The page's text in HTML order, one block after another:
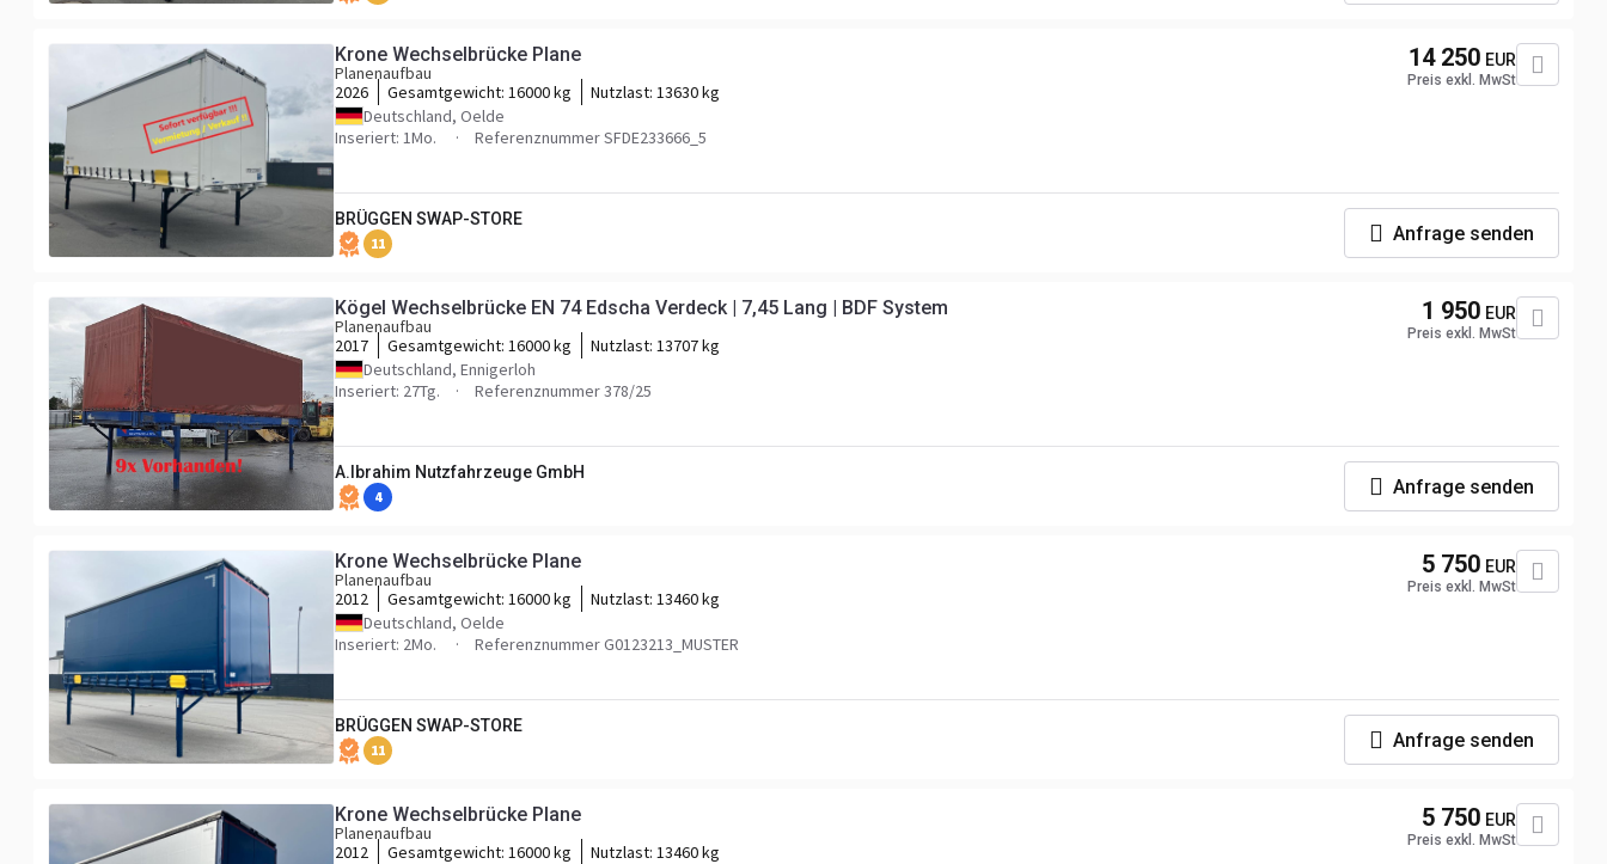
Krone Wechselbrücke Plane
Planenaufbau
2026
Gesamtgewicht: 16000 kg Nutzlast: 13630 kg
Deutschland, Oelde
Inseriert: 1Mo.
Referenznummer SFDE233666_5
14 250 EUR
Preis exkl. MwSt
BRÜGGEN SWAP-STORE
11 Anfrage senden
Kögel Wechselbrücke EN 74 Edscha Verdeck | 7,45 Lang | BDF System
Planenaufbau
2017
Gesamtgewicht: 16000 kg Nutzlast: 13707 kg
Deutschland, Ennigerloh
Inseriert: 27Tg.
Referenznummer 378/25
1 950 EUR
Preis exkl. MwSt
A.Ibrahim Nutzfahrzeuge GmbH
4 Anfrage senden
Krone Wechselbrücke Plane
Planenaufbau
2012
Gesamtgewicht: 16000 kg Nutzlast: 13460 kg
Deutschland, Oelde
Inseriert: 2Mo.
Referenznummer G0123213_MUSTER
5 750 EUR
Preis exkl. MwSt
BRÜGGEN SWAP-STORE
11 Anfrage senden
Krone Wechselbrücke Plane
Planenaufbau
2012
Gesamtgewicht: 16000 kg Nutzlast: 13460 kg
5 750 EUR
Preis exkl. MwSt